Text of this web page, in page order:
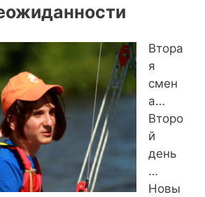
Втора
я
смен
а…
Второ
й
день
…
Новы